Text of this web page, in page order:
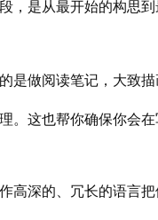
，是从最开始的构思到
是做阅读笔记，大致描
。这也帮你确保你会在
高深的、冗长的语言把